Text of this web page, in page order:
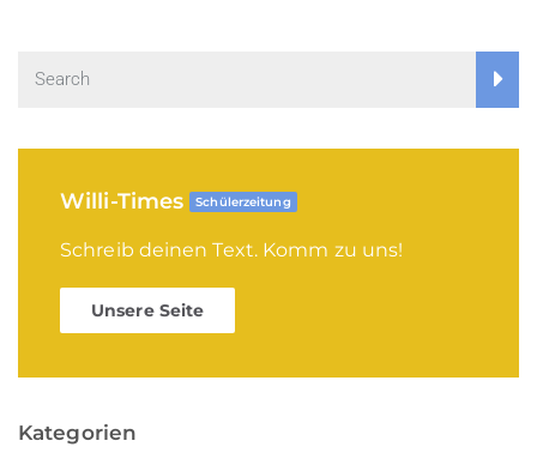
Willi-Times Schülerzeitung
Schreib deinen Text. Komm zu uns!
Unsere Seite
Kategorien